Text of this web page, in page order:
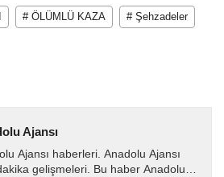
# ÖLÜMLÜ KAZA # Şehzadeler
Ajansı
Ajansı haberleri. Anadolu Ajansı
gelişmeleri. Bu haber Anadolu